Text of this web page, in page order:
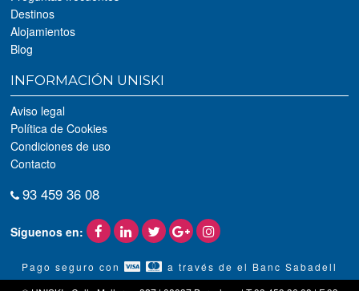
Destinos
Alojamientos
Blog
INFORMACIÓN UNISKI
Aviso legal
Política de Cookies
Condiciones de uso
Contacto
93 459 36 08
Síguenos en:
Pago seguro con
a través de el Banc Sabadell